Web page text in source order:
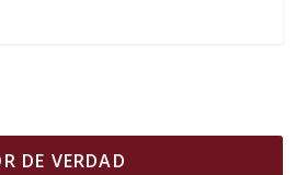
DE VERDAD